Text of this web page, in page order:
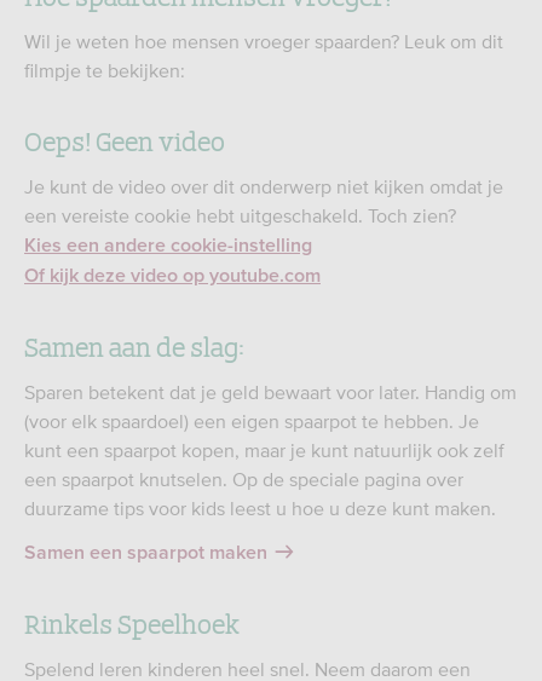
Wil je weten hoe mensen vroeger spaarden? Leuk om dit
filmpje te bekijken:
Oeps! Geen video
Je kunt de video over dit onderwerp niet kijken omdat je
een vereiste cookie hebt uitgeschakeld. Toch zien?
Kies een andere cookie-instelling
Of kijk deze video op youtube.com
Samen aan de slag:
Sparen betekent dat je geld bewaart voor later. Handig om
(voor elk spaardoel) een eigen spaarpot te hebben. Je
kunt een spaarpot kopen, maar je kunt natuurlijk ook zelf
een spaarpot knutselen. Op de speciale pagina over
duurzame tips voor kids leest u hoe u deze kunt maken.
Samen een spaarpot maken
Rinkels Speelhoek
Spelend leren kinderen heel snel. Neem daarom een